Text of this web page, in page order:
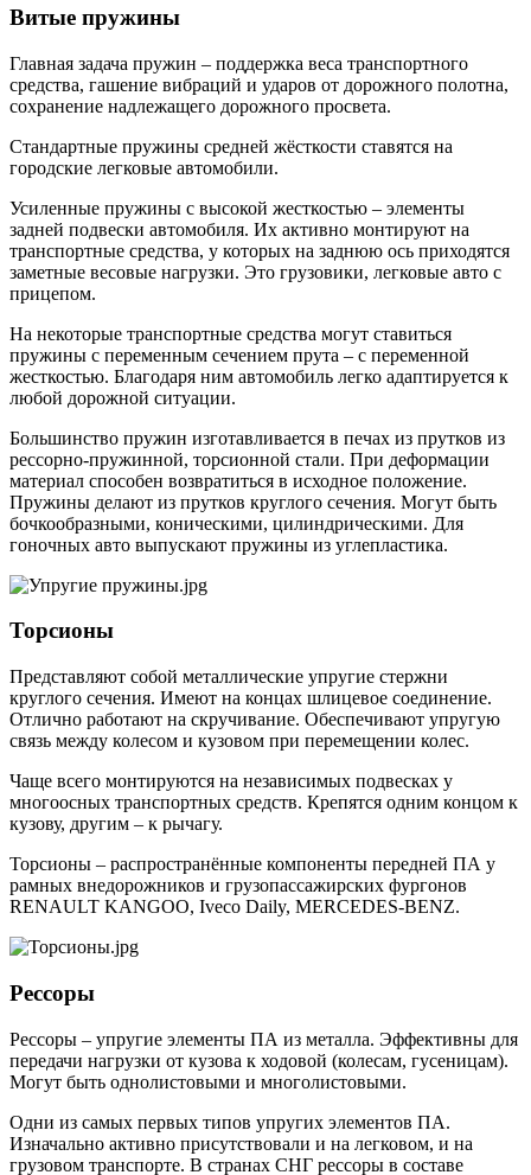
Витые пружины
Главная задача пружин – поддержка веса транспортного
средства, гашение вибраций и ударов от дорожного полотна,
сохранение надлежащего дорожного просвета.
Стандартные пружины средней жёсткости ставятся на
городские легковые автомобили.
Усиленные пружины с высокой жесткостью – элементы
задней подвески автомобиля. Их активно монтируют на
транспортные средства, у которых на заднюю ось приходятся
заметные весовые нагрузки. Это грузовики, легковые авто с
прицепом.
На некоторые транспортные средства могут ставиться
пружины с переменным сечением прута – с переменной
жесткостью. Благодаря ним автомобиль легко адаптируется к
любой дорожной ситуации.
Большинство пружин изготавливается в печах из прутков из
рессорно-пружинной, торсионной стали. При деформации
материал способен возвратиться в исходное положение.
Пружины делают из прутков круглого сечения. Могут быть
бочкообразными, коническими, цилиндрическими. Для
гоночных авто выпускают пружины из углепластика.
Торсионы
Представляют собой металлические упругие стержни
круглого сечения. Имеют на концах шлицевое соединение.
Отлично работают на скручивание. Обеспечивают упругую
связь между колесом и кузовом при перемещении колес.
Чаще всего монтируются на независимых подвесках у
многоосных транспортных средств. Крепятся одним концом к
кузову, другим – к рычагу.
Торсионы – распространённые компоненты передней ПА у
рамных внедорожников и грузопассажирских фургонов
RENAULT KANGOO, Iveco Daily, MERCEDES-BENZ.
Рессоры
Рессоры – упругие элементы ПА из металла. Эффективны для
передачи нагрузки от кузова к ходовой (колесам, гусеницам).
Могут быть однолистовыми и многолистовыми.
Одни из самых первых типов упругих элементов ПА.
Изначально активно присутствовали и на легковом, и на
грузовом транспорте. В странах СНГ рессоры в составе